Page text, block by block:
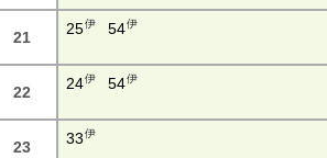
21 25伊 54伊
22 24伊 54伊
23 33伊